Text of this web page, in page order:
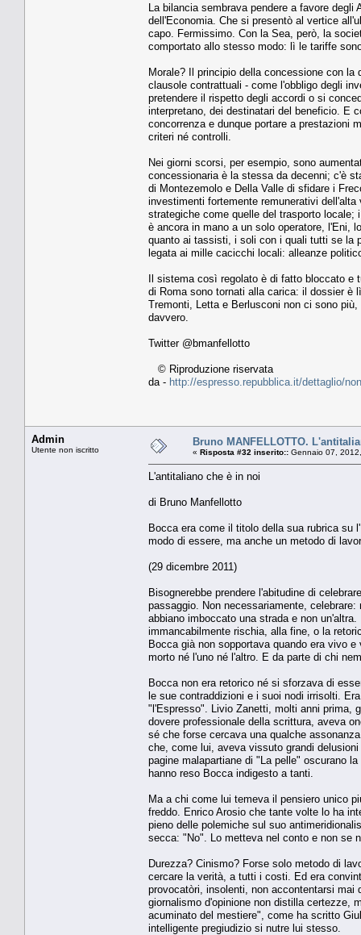
La bilancia sembrava pendere a favore
dell'Economia. Che si presentò al vertice
capo. Fermissimo. Con la Sea, però, la
comportato allo stesso modo: lì le tariffe
Morale? Il principio della concessione con
clausole contrattuali - come l'obbligo degli
pretendere il rispetto degli accordi o si
interpretano, dei destinatari del beneficio. E
concorrenza e dunque portare a prestazioni
criteri né controlli.
Nei giorni scorsi, per esempio, sono
concessionaria è la stessa da decenni; c'è
di Montezemolo e Della Valle di sfidare i
investimenti fortemente remunerativi
strategiche come quelle del trasporto
è ancora in mano a un solo operatore, l'Eni,
quanto ai tassisti, i soli con i quali tutti se la
legata ai mille cacicchi locali: alleanze
Il sistema così regolato è di fatto bloccato e
di Roma sono tornati alla carica: il dossier è
Tremonti, Letta e Berlusconi non ci sono
davvero.
Twitter @bmanfellotto
© Riproduzione riservata
da - http://espresso.repubblica.it/dettaglio/
Admin
Utente non iscritto
Bruno MANFELLOTTO.
« Risposta #32 inserito:: Gennaio 07,
L'antitaliano che è in noi
di Bruno Manfellotto
Bocca era come il titolo della sua rubrica su
modo di essere, ma anche un metodo di
(29 dicembre 2011)
Bisognerebbe prendere l'abitudine di
passaggio. Non necessariamente,
abbiano imboccato una strada e non
immancabilmente rischia, alla fine, o la
Bocca già non sopportava quando era vivo
morto né l'uno né l'altro. E da parte di chi
Bocca non era retorico né si sforzava di
le sue contraddizioni e i suoi nodi irrisolti.
"l'Espresso". Livio Zanetti, molti anni prima,
dovere professionale della scrittura, aveva
sé che forse cercava una qualche
che, come lui, aveva vissuto grandi
pagine malapartiane di "La pelle" oscurano
hanno reso Bocca indigesto a tanti.
Ma a chi come lui temeva il pensiero unico
freddo. Enrico Arosio che tante volte lo ha
pieno delle polemiche sul suo
secca: "No". Lo metteva nel conto e non se
Durezza? Cinismo? Forse solo metodo di
cercare la verità, a tutti i costi. Ed era
provocatòri, insolenti, non accontentarsi
giornalismo d'opinione non distilla certezze,
acuminato del mestiere", come ha scritto
intelligente pregiudizio si nutre lui stesso.